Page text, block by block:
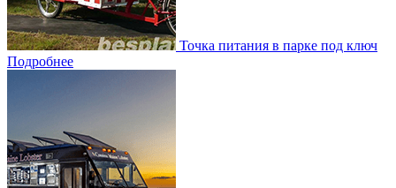
Точка питания в парке под ключ
Подробнее